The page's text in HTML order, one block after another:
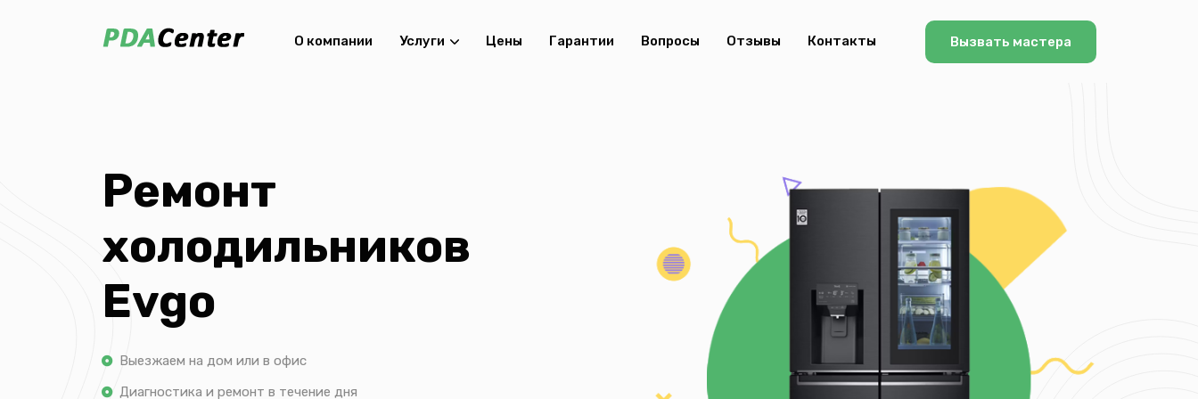
О компании Услуги Цены Гарантии Вопросы Отзывы Контакты Вызвать мастера
Ремонт
холодильников
Evgo
Выезжаем на дом или в офис
Диагностика и ремонт в течение дня